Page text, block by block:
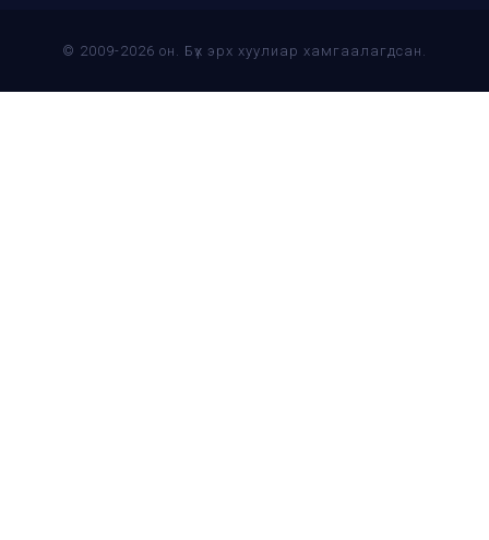
© 2009-2026 он. Бүх эрх хуулиар хамгаалагдсан.